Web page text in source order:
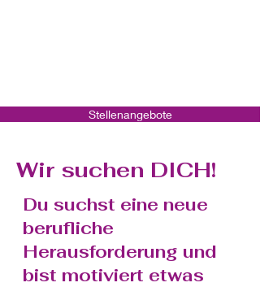
Stellenangebote
Wir suchen DICH!
Du suchst eine neue
berufliche
Herausforderung und
bist motiviert etwas